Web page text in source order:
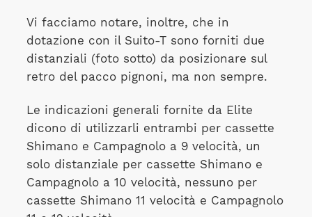
Vi facciamo notare, inoltre, che in
dotazione con il Suito-T sono forniti due
distanziali (foto sotto) da posizionare sul
retro del pacco pignoni, ma non sempre.
Le indicazioni generali fornite da Elite
dicono di utilizzarli entrambi per cassette
Shimano e Campagnolo a 9 velocità, un
solo distanziale per cassette Shimano e
Campagnolo a 10 velocità, nessuno per
cassette Shimano 11 velocità e Campagnolo